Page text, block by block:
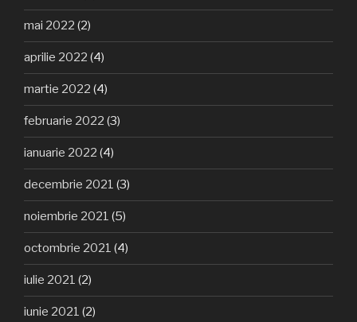
mai 2022 (2)
aprilie 2022 (4)
martie 2022 (4)
februarie 2022 (3)
ianuarie 2022 (4)
decembrie 2021 (3)
noiembrie 2021 (5)
octombrie 2021 (4)
iulie 2021 (2)
iunie 2021 (2)